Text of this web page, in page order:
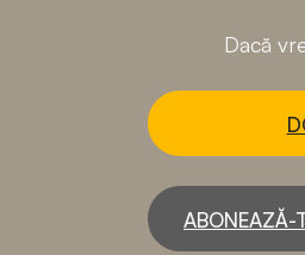
Dacă
ABONEAZĂ-